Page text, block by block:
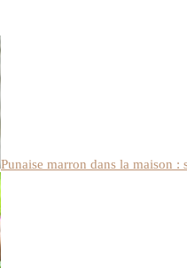
Punaise marron dans la maison